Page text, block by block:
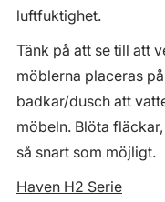
luftfuktighet.
Tänk på att se till att
möblerna placeras
badkar/dusch att
möbeln. Blöta
så snart som möjligt.
Haven H2 Serie